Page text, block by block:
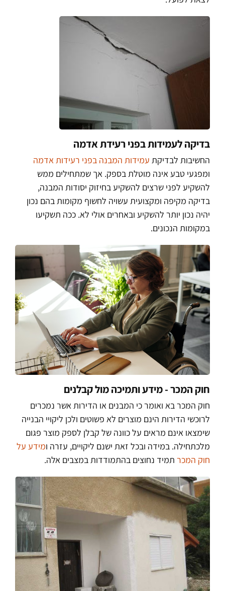
בדיקה לעמידות בפני רעידת אדמה
החשיבות לבדיקתעמידות המבנה בפני רעידות אדמה
ומפגעי טבע אינה מוטלת בספק. אך שמתחילים ממש
להשקיע לפני שרצים להשקיע בחיזוק יסודות המבנה,
בדיקה מקיפה ומקצועית עשויה לחשוף מקומות בהם נכון
יהיה נכון יותר להשקיע ובאחרים אולי לא. ככה תשקיעו
במקומות הנכונים.
חוק המכר - מידע ותמיכה מול קבלנים
חוק המכר בא ואומר כי המבנים או הדירות אשר נמכרים
לרוכשי הדירות הינם מוצרים לא פשוטים ולכן ליקויי הבנייה
שימצאו אינם מראים על כוונה של קבלן לספק מוצר פגום
מלכתחילה. במידה ובכל זאת ישנם ליקויים, עזרה ומידע על
חוק המכרתמיד נחוצים בהתמודדות במצבים אלה.